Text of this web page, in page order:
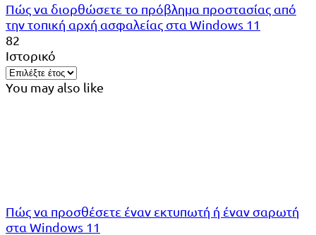
Πώς να διορθώσετε το πρόβλημα προστασίας από
την τοπική αρχή ασφαλείας στα Windows 11
82
Ιστορικό
You may also like
Πώς να προσθέσετε έναν εκτυπωτή ή έναν σαρωτή
στα Windows 11